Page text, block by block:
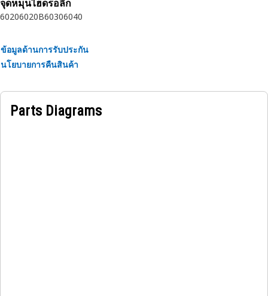
จุดหมุนไฮดรอลิก
60206020B60306040
ข้อมูลด้านการรับประกัน
นโยบายการคืนสินค้า
Parts Diagrams